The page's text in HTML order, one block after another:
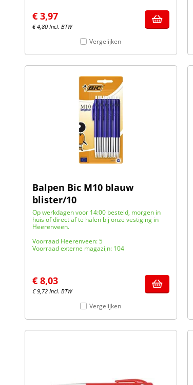
€ 3,97
€4,80 Incl. BTW
Vergelijken
Balpen Bic M10 blauw
blister/10
Op werkdagen voor 14:00 besteld, morgen in
huis of direct af te halen bij onze vestiging in
Heerenveen.
Voorraad Heerenveen: 5
Voorraad externe magazijn: 104
€ 8,03
€9,72 Incl. BTW
Vergelijken